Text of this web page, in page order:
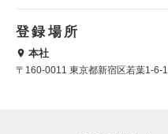
登録場所
本社
〒160-0011 東京都新宿区若葉1-6-1